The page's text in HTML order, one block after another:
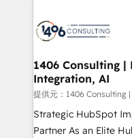
marketing
allowing companies
the needs of the customer. We are part of
Group, a group of
companies that
Competence
1406 Consulting
Integration, AI
提供元：1406 Consulting
Strategic HubSpot
Partner As an Elite HubSpot Partner, 1406 Consulting